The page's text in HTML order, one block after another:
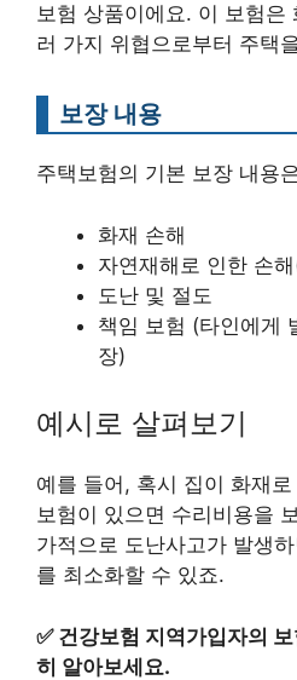
보험 상품이에요. 이 보험은
러 가지 위협으로부터 주택
보장 내용
주택보험의 기본 보장 내용
화재 손해
자연재해로 인한 손
도난 및 절도
책임 보험 (타인에게
장)
예시로 살펴보기
예를 들어, 혹시 집이 화재
보험이 있으면 수리비용을
가적으로 도난사고가 발생
를 최소화할 수 있죠.
✅ 건강보험 지역가입자의
히 알아보세요.